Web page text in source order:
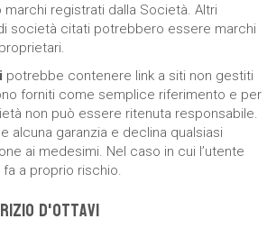
marchi registrati dalla Società. Altri
società citati potrebbero essere marchi
potrebbe contenere link a siti non gestiti
forniti come semplice riferimento e per
non può essere ritenuta responsabile.
alcuna garanzia e declina qualsiasi
ai medesimi. Nel caso in cui l’utente
a proprio rischio.
D'Ottavi